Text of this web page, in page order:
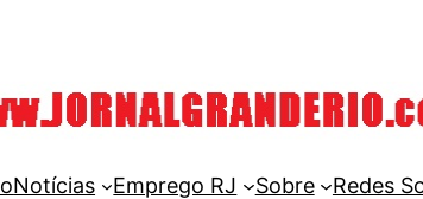
Notícias Emprego RJ Sobre Redes